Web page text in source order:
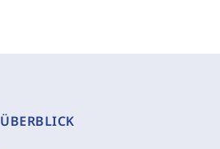
ÜBERBLICK